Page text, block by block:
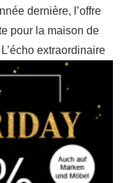
dernière, l’offre
pour la maison de
extraordinaire